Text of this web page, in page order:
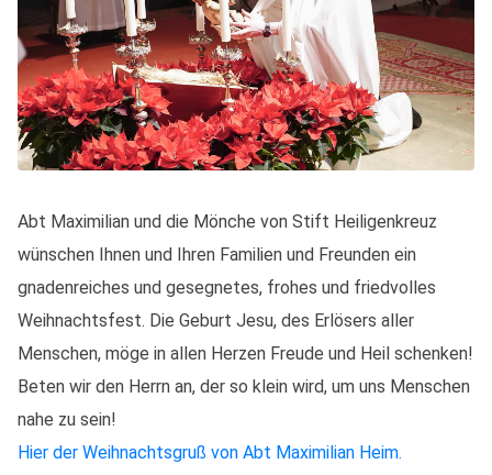
Abt Maximilian und die Mönche von Stift Heiligenkreuz
wünschen Ihnen und Ihren Familien und Freunden ein
gnadenreiches und gesegnetes, frohes und friedvolles
Weihnachtsfest. Die Geburt Jesu, des Erlösers aller
Menschen, möge in allen Herzen Freude und Heil schenken!
Beten wir den Herrn an, der so klein wird, um uns Menschen
nahe zu sein!
Hier der Weihnachtsgruß von Abt Maximilian Heim.